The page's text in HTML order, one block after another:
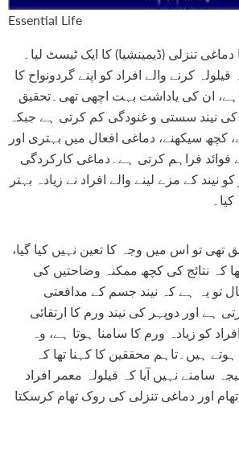
Essential Life
تنزلی (ڈیمینشیا) کا ایک ٹیسٹ لیا۔
کرنے والے افراد کو اپنے گردونواح کا
ہے، ان کی یاداشت بہت اچھی تھی۔تحقیق
کی نیند سستی و غنودگی کم کرتی ہے جبکہ
کچھ سیکھنے، دماغی افعال میں بہتری اور
فوائد فراہم کرتی ہے۔دماغی کارکردگی
نیند کے مزے لینے والے افراد نے زیادہ بہتر
تھی تو اس میں وجہ کا تعین نہیں کیا گیا،
کہ نتائج کی کچھ ممکنہ وضاحتیں کی
تو یہ ہے کہ نیند جسم کے مدافعتی
ہے اور دوپہر کی نیند ورم کا ارتقائی
کو زیادہ ورم کا سامنا ہوتا ہے، وہ
ہیں۔تاہم محققین کا کہنا تھا کہ
سامنے نہیں آیا کہ قیلولہ معمر افراد
اور دماغی تنزلی کی روک تھام کرسکتا